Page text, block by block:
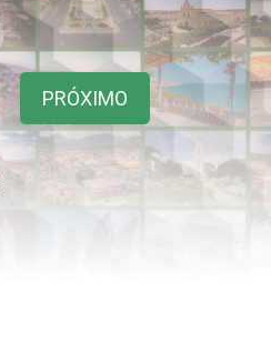
PRÓXIMO